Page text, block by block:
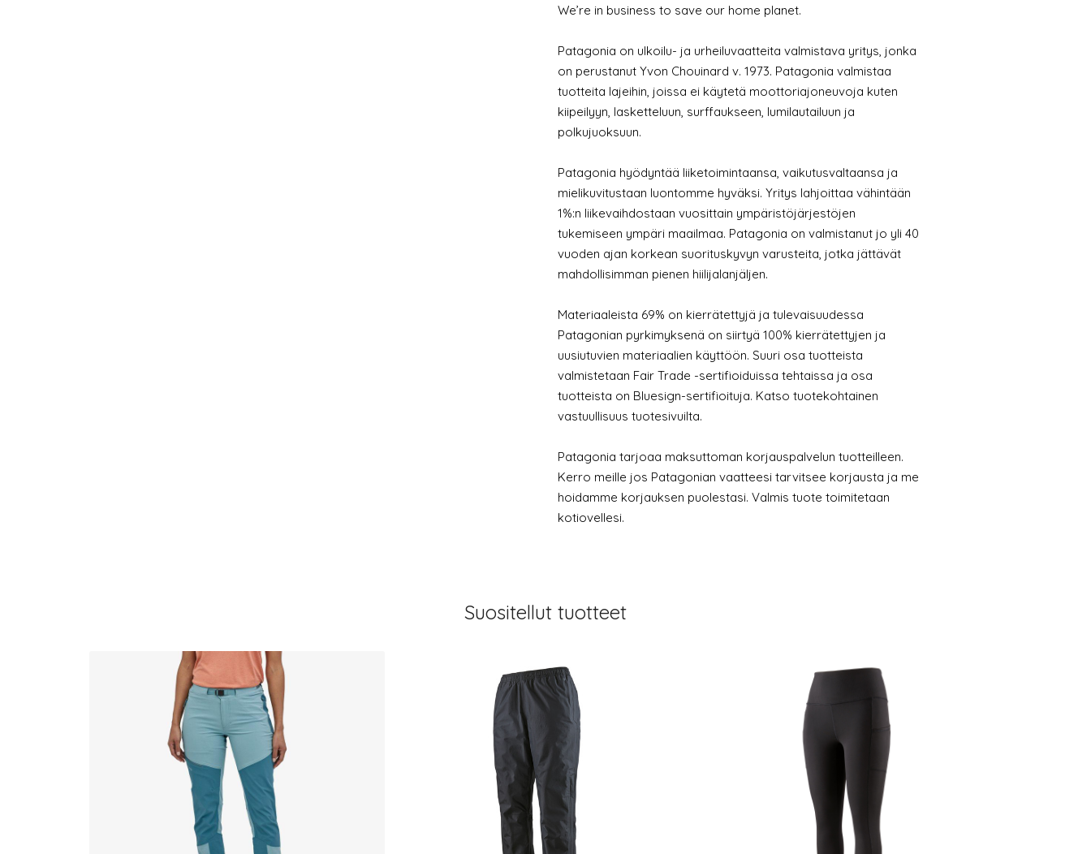
We’re in business to save our home planet.
Patagonia on ulkoilu- ja urheiluvaatteita valmistava yritys, jonka
on perustanut Yvon Chouinard v. 1973. Patagonia valmistaa
tuotteita lajeihin, joissa ei käytetä moottoriajoneuvoja kuten
kiipeilyyn, lasketteluun, surffaukseen, lumilautailuun ja
polkujuoksuun.
Patagonia hyödyntää liiketoimintaansa, vaikutusvaltaansa ja
mielikuvitustaan luontomme hyväksi. Yritys lahjoittaa vähintään
1%:n liikevaihdostaan vuosittain ympäristöjärjestöjen
tukemiseen ympäri maailmaa. Patagonia on valmistanut jo yli 40
vuoden ajan korkean suorituskyvyn varusteita, jotka jättävät
mahdollisimman pienen hiilijalanjäljen.
Materiaaleista 69% on kierrätettyjä ja tulevaisuudessa
Patagonian pyrkimyksenä on siirtyä 100% kierrätettyjen ja
uusiutuvien materiaalien käyttöön. Suuri osa tuotteista
valmistetaan Fair Trade -sertifioiduissa tehtaissa ja osa
tuotteista on Bluesign-sertifioituja. Katso tuotekohtainen
vastuullisuus tuotesivuilta.
Patagonia tarjoaa maksuttoman korjauspalvelun tuotteilleen.
Kerro meille jos Patagonian vaatteesi tarvitsee korjausta ja me
hoidamme korjauksen puolestasi. Valmis tuote toimitetaan
kotiovellesi.
Suositellut tuotteet